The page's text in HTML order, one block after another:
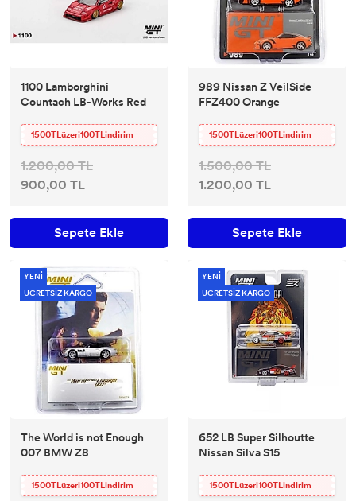
1100 Lamborghini
Countach LB-Works Red
1500TLüzeri100TLindirim
1.200,00 TL
900,00 TL
Sepete Ekle
989 Nissan Z VeilSide
FFZ400 Orange
1500TLüzeri100TLindirim
1.500,00 TL
1.200,00 TL
Sepete Ekle
YENİ
ÜCRETSİZ KARGO
The World is not Enough
007 BMW Z8
1500TLüzeri100TLindirim
YENİ
ÜCRETSİZ KARGO
652 LB Super Silhoutte
Nissan Silva S15
1500TLüzeri100TLindirim